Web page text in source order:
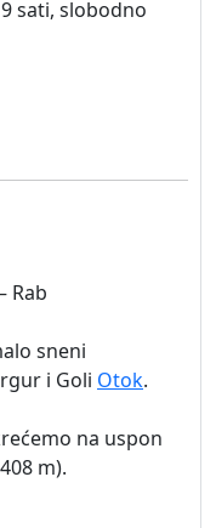
sati, slobodno
Rab
sneni
i Goli Otok.
na uspon
m).